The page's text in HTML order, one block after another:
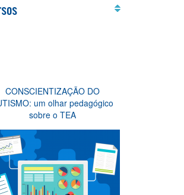
CONSCIENTIZAÇÃO DO
um olhar pedagógico
sobre o TEA